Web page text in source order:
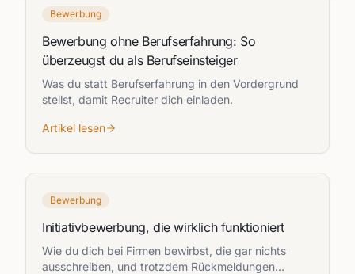
Bewerbung
Bewerbung ohne Berufserfahrung: So
überzeugst du als Berufseinsteiger
Was du statt Berufserfahrung in den Vordergrund
stellst, damit Recruiter dich einladen.
Artikel lesen
Bewerbung
Initiativbewerbung, die wirklich funktioniert
Wie du dich bei Firmen bewirbst, die gar nichts
ausschreiben, und trotzdem Rückmeldungen